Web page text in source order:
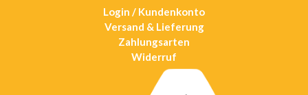
Login / Kundenkonto
Versand & Lieferung
Zahlungsarten
Widerruf